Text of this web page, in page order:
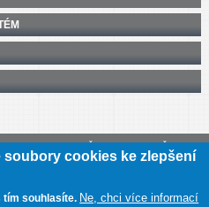
o přístupnosti
soubory cookies ke zlepšení
souhlasíte. Ne, chci více informací